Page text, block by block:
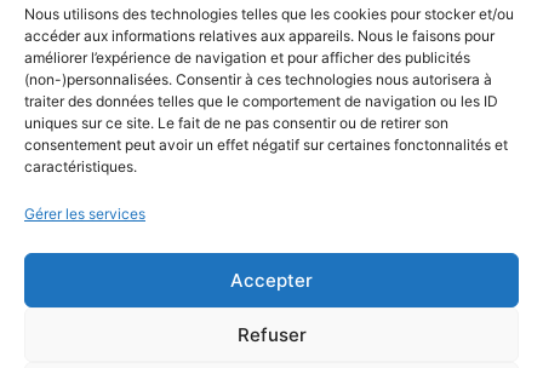
Nous utilisons des technologies telles que les cookies pour stocker et/ou
accéder aux informations relatives aux appareils. Nous le faisons pour
améliorer l’expérience de navigation et pour afficher des publicités
(non-)personnalisées. Consentir à ces technologies nous autorisera à
traiter des données telles que le comportement de navigation ou les ID
uniques sur ce site. Le fait de ne pas consentir ou de retirer son
consentement peut avoir un effet négatif sur certaines fonctonnalités et
caractéristiques.
Gérer les services
Accepter
Refuser
Formations
Newsletter
Équipe éditoriale
Politique éditoriale
Méthodologie de test
Transparence et affiliation
CritiquePlus dans les médias